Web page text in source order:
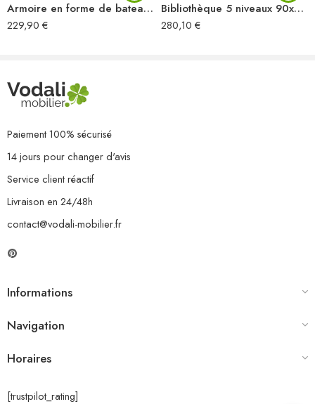
Armoire en forme de bateau bois massif de récupération
229,90 €
Bibliothèque 5 niveaux 90x30x180 cm Bois solide de manguier
280,10 €
Paiement 100% sécurisé
14 jours pour changer d'avis
Service client réactif
Livraison en 24/48h
contact@vodali-mobilier.fr
Informations
Navigation
Horaires
[trustpilot_rating]